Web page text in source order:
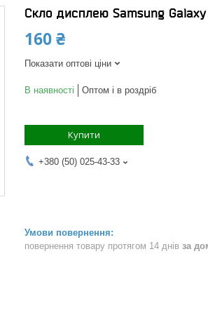
Скло дисплею Samsung
160 ₴
Показати оптові ціни
В наявності Оптом і в роздріб
Купити
+380 (50) 025-43-33
повернення товару протягом 14 днів за